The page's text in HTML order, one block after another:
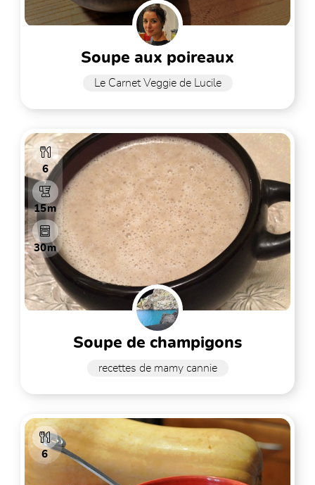
soupe aux poireaux
Le Carnet Veggie de Lucile
6
15m
30m
soupe de champigons
recettes de mamy cannie
6